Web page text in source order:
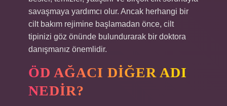
savaşmaya yardımcı olur. Ancak herhangi bir
cilt bakım rejimine başlamadan önce, cilt
tipinizi göz önünde bulundurarak bir doktora
danışmanız önemlidir.
ÖD AĞACI DIĞER ADI
NEDIR?